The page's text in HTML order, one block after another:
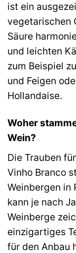
ist ein
vegetarischen
Säure
und leichten
zum Beispiel
und Feigen
Hollandaise.
Woher
Wein?
Die Trauben
Vinho Branco
Weinbergen in
kann je nach
Weinberge
einzigartiges
für den Anbau